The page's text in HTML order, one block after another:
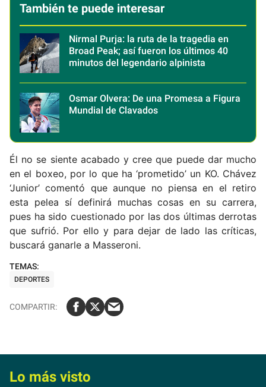
También te puede interesar
Nirmal Purja: la ruta de la tragedia en
Broad Peak; así fueron los últimos 40
minutos del legendario alpinista
Osmar Olvera: De una Promesa a Figura
Mundial de Clavados
Él no se siente acabado y cree que puede dar mucho
en el boxeo, por lo que ha ‘prometido’ un KO. Chávez
‘Junior’ comentó que aunque no piensa en el retiro
esta pelea sí definirá muchas cosas en su carrera,
pues ha sido cuestionado por las dos últimas derrotas
que sufrió. Por ello y para dejar de lado las críticas,
buscará ganarle a Masseroni.
DEPORTES
Lo más visto